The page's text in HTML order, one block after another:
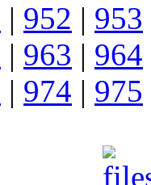
| 952 | 953
| 963 | 964
| 974 | 975